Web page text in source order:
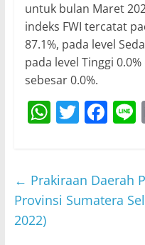
untuk bulan Maret
indeks FWI tercatat
87.1%, pada level
pada level Tinggi
sebesar 0.0%.
W
s
A
T
er
F
e
b
← Prakiraan Daerah
Provinsi Sumatera
2022)